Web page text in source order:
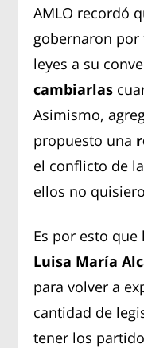
AMLO recordó
gobernaron por
leyes a su
cambiarlas
Asimismo,
propuesto una
el conflicto de
ellos no
Es por esto
Luisa María
para volver a
cantidad de
tener los